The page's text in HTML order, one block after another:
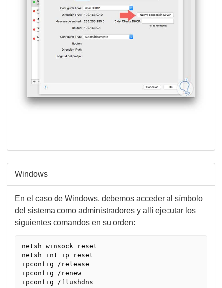
Windows
En el caso de Windows, debemos acceder al símbolo
del sistema como administradores y allí ejecutar los
siguientes comandos en su orden:
netsh winsock reset
netsh int ip reset
ipconfig /release
ipconfig /renew
ipconfig /flushdns